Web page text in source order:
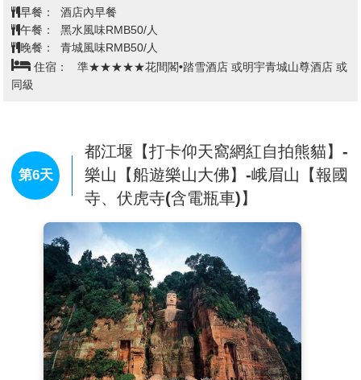
獲得了多個榮譽，包括國家森林鄉村、中國少數民族特
色村寨、四川省實施鄉村振興戰略工作示範村、四川省
鄉村旅遊重點村以及第二批全國鄉村旅遊重點村等。這
裡不僅風景優美，而且充滿了藏族的文化氛圍，是體驗
藏族生活、瞭解藏族文化的絕佳地點。
林和星羅棋佈的草甸，以及各類野生動植物。特別是13
條首尾相接現代冰川，蔚為壯觀，有中國第一彩色冰川
冰雪天堂之美譽。走進遠古、探古溯源。春觀山花、夏
賞冰、秋品紅葉、冬撫雪。達古冰山洋溢著歷史的沉
澱，展現出一幅幅精美的民俗畫卷，是自然旅遊和人文
【灌縣古城】為四川省舊縣名，現為都江堰市，東至建
設路、西鄰都江堰景區，占地0.9平方公里，是中國國家
級4A級開放型景區。古城始建於北魏時期，距今逾1500
年，以明清建築風貌為核心，擁有南橋、西街、文廟、
明城牆等歷史遺跡。
【都江堰藍眼淚】是一種自然與人工結合的景觀，主要
發生在都江堰市的南橋和天府源廊橋附近。這種現象通
常在夜間出現，當燈光照射到水面時，會產生一種藍色
的螢光效果，仿佛海水中的“藍眼淚”。
早餐：
酒店內早餐
午餐：
黑水風味RMB50/人
晚餐：
青城風味RMB50/人
住宿：
準★★★★★花間閣•踏雪酒店 或明宇青城山尊酒店 或
同級
第6天
都江堰【打卡仰天窩網紅自拍熊貓】-
樂山【船遊樂山大佛】-峨眉山【報國
寺、伏虎寺(含電瓶車)】